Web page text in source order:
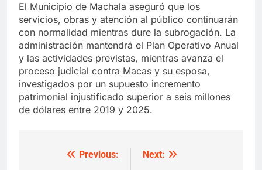
El Municipio de Machala aseguró que los
servicios, obras y atención al público continuarán
con normalidad mientras dure la subrogación. La
administración mantendrá el Plan Operativo Anual
y las actividades previstas, mientras avanza el
proceso judicial contra Macas y su esposa,
investigados por un supuesto incremento
patrimonial injustificado superior a seis millones
de dólares entre 2019 y 2025.
Previous:
Next: